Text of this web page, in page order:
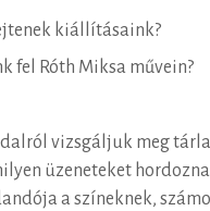
kiállításaink?
fel Róth Miksa művein?
vizsgáljuk meg
üzeneteket
a színeknek,